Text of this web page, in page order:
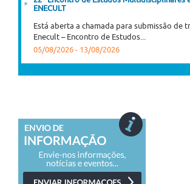
ENECULT
Está aberta a chamada para submissão de
Enecult – Encontro de Estudos...
05/08/2026 - 13/08/2026
Viagem, Ficção, Figuras", disponibilizado
02/08/2026
18/12/2026
I Congresso Internacional Saramago Vive!
I Congresso Internacional Saramago Vive!